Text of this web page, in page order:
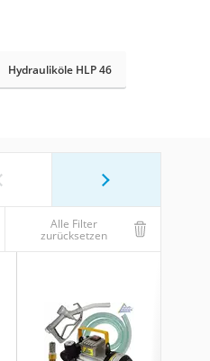
Hydrauliköle HLP 46
Alle Filter
zurücksetzen